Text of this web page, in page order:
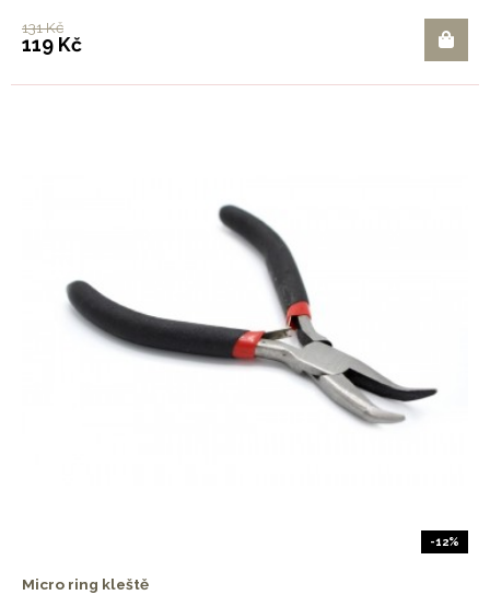
131 Kč
119 Kč
-12%
Micro ring kleště